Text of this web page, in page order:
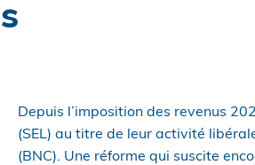
Depuis l’imposition des revenus
(SEL) au titre de leur activité
(BNC). Une réforme qui suscite